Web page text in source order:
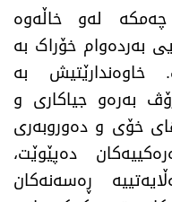
لەو خاڵەوە
بەردەوام خۆراک بە
خاوەندارێتیش بە
بەرەو جیاکاری و
خۆی و دەوروبەری
دەپێوێت،
ڕەسەنەکان